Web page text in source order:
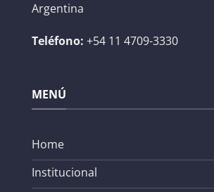
Argentina
Teléfono: +54 11 4709-3330
MENÚ
Home
Institucional